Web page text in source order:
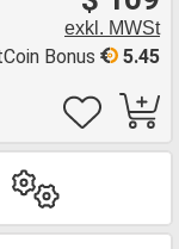
exkl. MWSt
5.45
Bonus